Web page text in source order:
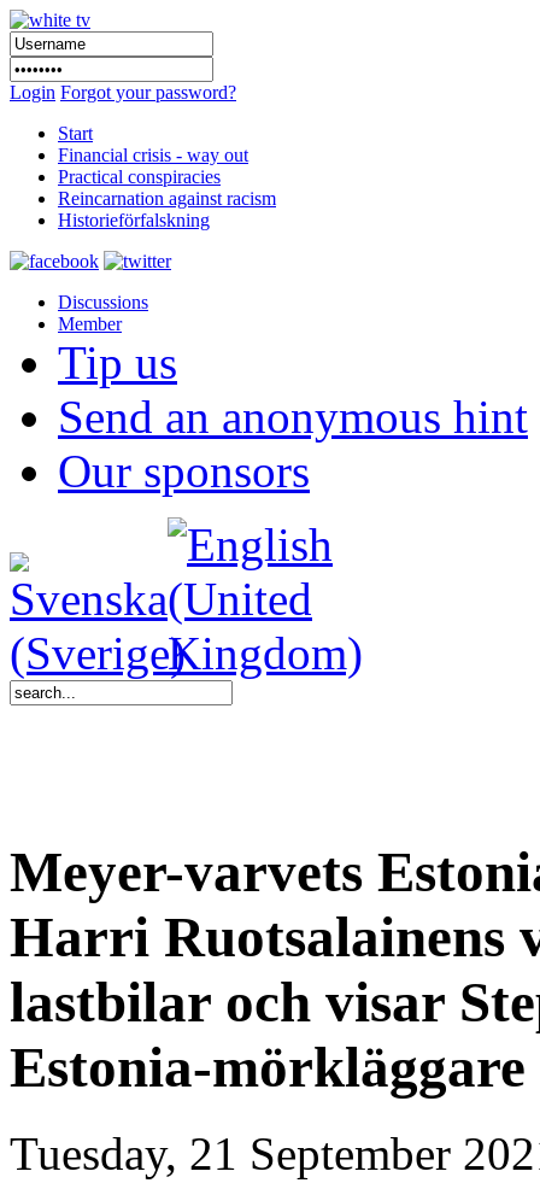
Login Forgot your password?
Start
Financial crisis - way out
Practical conspiracies
Reincarnation against racism
Historieförfalskning
Discussions
Member
Tip us
Send an anonymous hint
Our sponsors
Meyer-varvets
Harri Ruotsalainens
lastbilar och visar
Estonia-mörkläggare
Tuesday, 21 September